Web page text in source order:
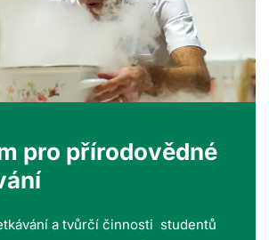
pro přírodovědné
a tvůrčí činnosti studentů